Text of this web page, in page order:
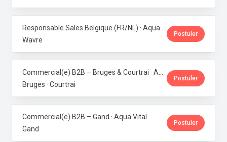
Wavre
Postuler
Bruges · Courtrai
Postuler
Commercial(e) B2B – Gand · Aqua Vital
Gand
Postuler